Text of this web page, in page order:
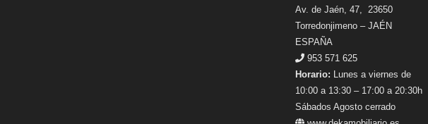
Av. de Jaén, 47, 23650
Torredonjimeno – JAÉN
ESPAÑA
953 571 625
Horario: Lunes a viernes de
10:00 a 13:30 – 17:00 a 20:30h
Sábados Agosto cerrado